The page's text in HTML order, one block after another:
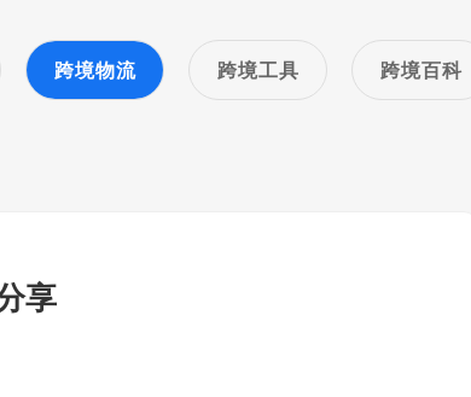
跨境物流 跨境工具 跨境百科
享